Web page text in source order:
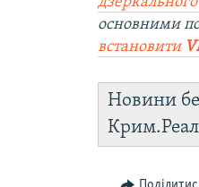
основними
встановити
Новини